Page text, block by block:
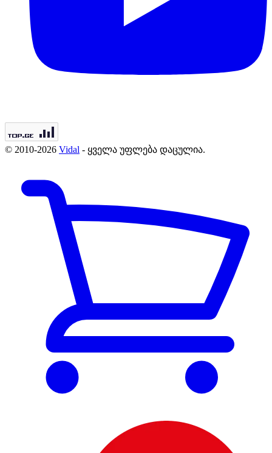
© 2010-2026 Vidal - ყველა უფლება დაცულია.